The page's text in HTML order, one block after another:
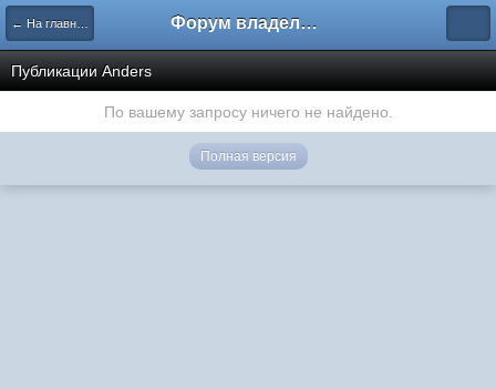
← На главную Форум владельцев интернет-магазинов
Публикации Anders
По вашему запросу ничего не найдено.
Полная версия